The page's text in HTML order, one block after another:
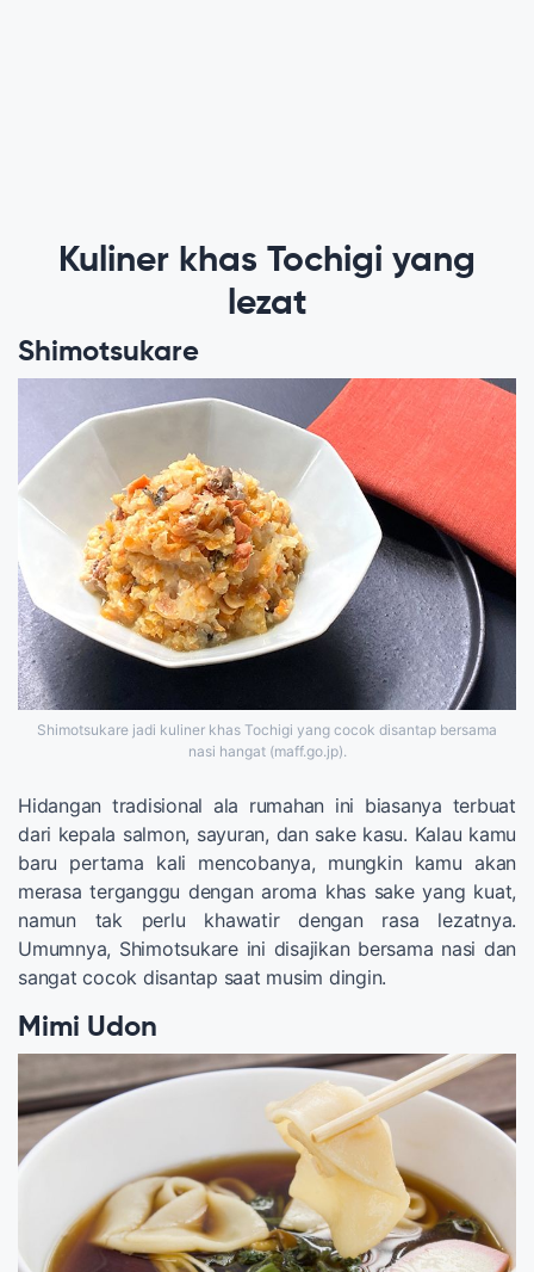
Kuliner khas Tochigi yang
lezat
Shimotsukare
Shimotsukare jadi kuliner khas Tochigi yang cocok disantap bersama
nasi hangat (maff.go.jp).
Hidangan tradisional ala rumahan ini biasanya terbuat
dari kepala salmon, sayuran, dan sake kasu. Kalau kamu
baru pertama kali mencobanya, mungkin kamu akan
merasa terganggu dengan aroma khas sake yang kuat,
namun tak perlu khawatir dengan rasa lezatnya.
Umumnya, Shimotsukare ini disajikan bersama nasi dan
sangat cocok disantap saat musim dingin.
Mimi Udon